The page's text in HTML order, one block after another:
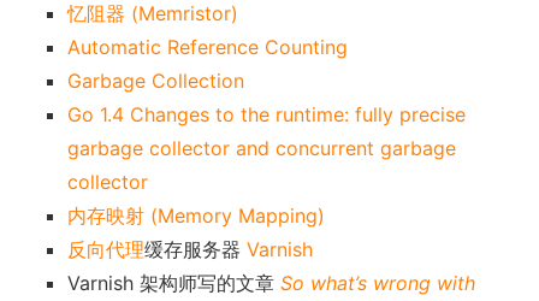
忆阻器 (Memristor)
Automatic Reference Counting
Garbage Collection
Go 1.4 Changes to the runtime: fully precise
garbage collector and concurrent garbage
collector
内存映射 (Memory Mapping)
反向代理缓存服务器 Varnish
Varnish 架构师写的文章 So what’s wrong with